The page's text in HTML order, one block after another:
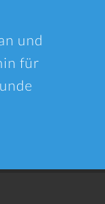
und
für